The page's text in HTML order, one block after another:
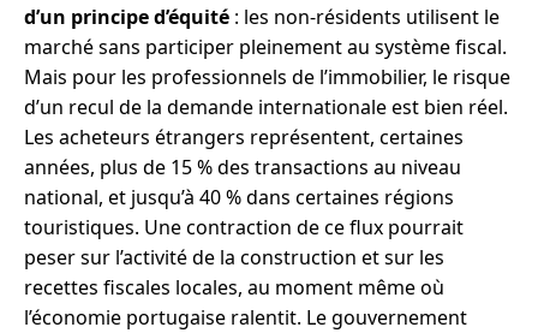
d’un principe d’équité : les non-résidents utilisent le
marché sans participer pleinement au système fiscal.
Mais pour les professionnels de l’immobilier, le risque
d’un recul de la demande internationale est bien réel.
Les acheteurs étrangers représentent, certaines
années, plus de 15 % des transactions au niveau
national, et jusqu’à 40 % dans certaines régions
touristiques. Une contraction de ce flux pourrait
peser sur l’activité de la construction et sur les
recettes fiscales locales, au moment même où
l’économie portugaise ralentit. Le gouvernement